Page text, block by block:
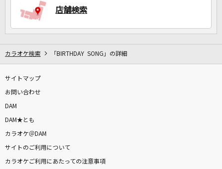
店舗検索
カラオケ検索 「BIRTHDAY SONG」の詳細
サイトマップ
お問い合わせ
DAM
DAM★とも
カラオケ＠DAM
サイトのご利用について
カラオケご利用にあたっての注意事項